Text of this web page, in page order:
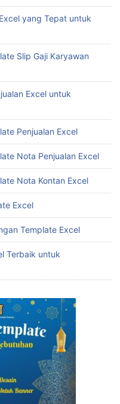
yang Tepat untuk
Slip Gaji Karyawan
Excel untuk
Penjualan Excel
Nota Penjualan Excel
Nota Kontan Excel
Excel
Template Excel
Terbaik untuk